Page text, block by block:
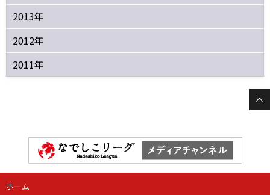
2013年
2012年
2011年
ホーム